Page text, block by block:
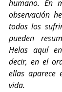
humano. En
observación
todos los
pueden
Helas aquí
decir, en el
ellas aparece
vida.